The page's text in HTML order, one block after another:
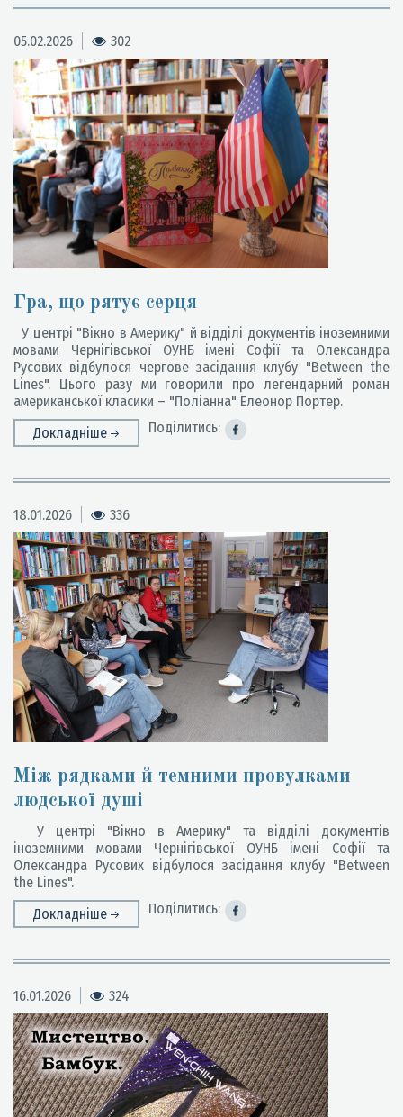
05.02.2026 302
Гра, що рятує серця
У центрі "Вікно в Америку" й відділі документів іноземними
мовами Чернігівської ОУНБ імені Софії та Олександра
Русових відбулося чергове засідання клубу "Between the
Lines". Цього разу ми говорили про легендарний роман
американської класики – "Поліанна" Елеонор Портер.
Докладніше
Поділитись:
18.01.2026 336
Між рядками й темними провулками
людської душі
У центрі "Вікно в Америку" та відділі документів
іноземними мовами Чернігівської ОУНБ імені Софії та
Олександра Русових відбулося засідання клубу "Between
the Lines".
Докладніше
Поділитись:
16.01.2026 324